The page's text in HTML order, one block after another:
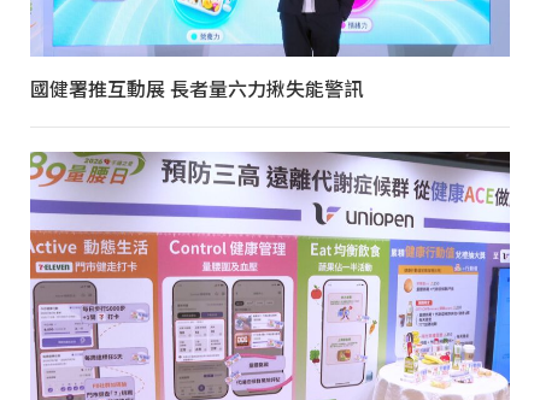
國健署推互動展 長者量六力揪失能警訊